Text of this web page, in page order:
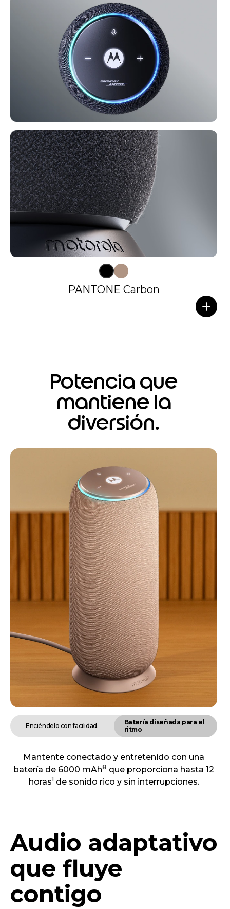
PANTONE Carbon
Potencia que
mantiene la
diversión.
Enciéndelo con facilidad.
Batería diseñada para el
ritmo
Mantente conectado y entretenido con una
batería de 6000 mAh8 que proporciona hasta 12
horas1 de sonido rico y sin interrupciones.
Audio adaptativo
que fluye
contigo